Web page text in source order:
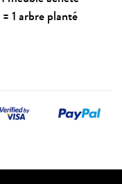
= 1 arbre planté